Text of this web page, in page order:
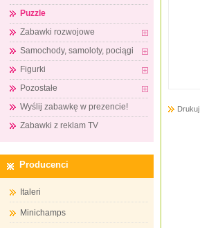
Puzzle
Zabawki rozwojowe
Samochody, samoloty, pociągi
Figurki
Pozostałe
Wyślij zabawkę w prezencie!
Zabawki z reklam TV
Producenci
Italeri
Minichamps
Drukuj